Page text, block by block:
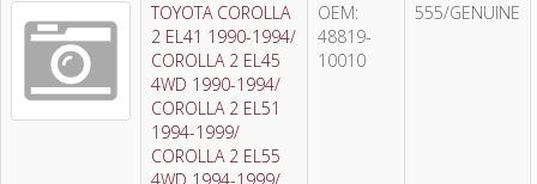
TOYOTA COROLLA
2 EL41 1990-1994/
COROLLA 2 EL45
4WD 1990-1994/
COROLLA 2 EL51
1994-1999/
COROLLA 2 EL55
OEM:
48819-
10010
555/GENUINE